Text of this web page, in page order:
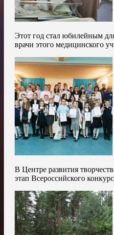
Этот год стал юбилейным
врачи этого медицинского
В Центре развития
этап Всероссийского